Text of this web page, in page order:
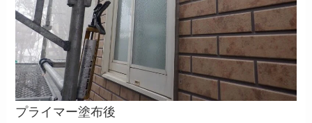
プライマー塗布後